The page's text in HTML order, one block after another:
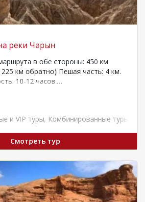
реки Чарын
в обе стороны: 450 км
км обратно) Пешая часть: 4 км.
10-12 часов.…
и VIP туры, Комбинированные туры
Смотреть тур